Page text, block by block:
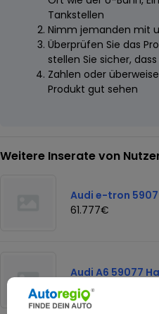
Tankstellen
Nimm jemanden mit
Überprüfen Sie das
stellen Sie sicher,
Zahlen oder
Produkt gut sehen
Weitere Inserate von
Audi e-tron
61.777€
Audi A6 59077
31.997€